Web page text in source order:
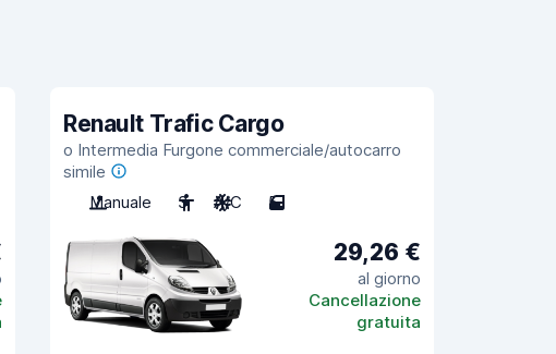
Renault Trafic Cargo
o Intermedia Furgone commerciale/autocarro
simile
Manuale
3 A/C 5
29,26 €
al giorno
Cancellazione
gratuita